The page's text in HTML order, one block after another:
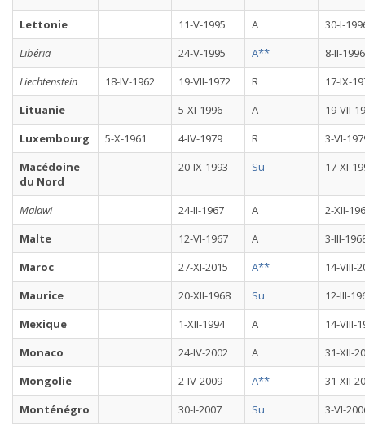
Lettonie
11-V-1995 A
30-I-
Libéria
24-V-1995 A**
8-II-1996
Liechtenstein
18-IV-1962 19-VII-1972 R
17-IX-
Lituanie
5-XI-1996 A
19-VII-
Luxembourg
5-X-1961 4-IV-1979 R
3-VI-
Macédoine
du Nord
20-IX-1993 Su 17-XI-
Malawi 24-II-1967 A
2-XII-
Malte
12-VI-1967 A
3-III-
Maroc
27-XI-2015 A**
14-VIII-
Maurice
20-XII-1968 Su
12-III-
Mexique
1-XII-1994 A
14-VIII-
Monaco
24-IV-2002 A
31-XII-
Mongolie
2-IV-2009 A**
31-XII-
Monténégro
30-I-2007 Su
3-VI-